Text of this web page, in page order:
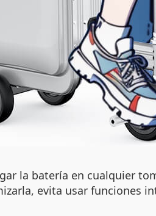
la batería en cualquier
evita usar funciones